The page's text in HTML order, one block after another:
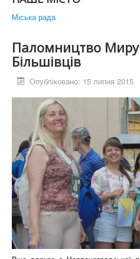
Міська рада
Паломництво Миру
Більшівців
Опубліковано: 15 липня 2015